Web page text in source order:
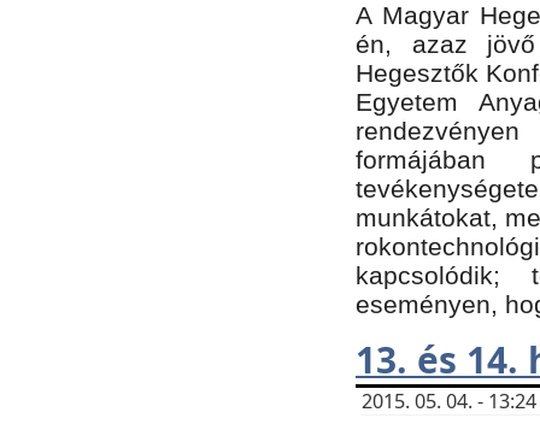
A Magyar
én, azaz
Hegesztők
Egyetem
formájában
munkátokat,
eseményen,
13. és
2015. 05. 04. -